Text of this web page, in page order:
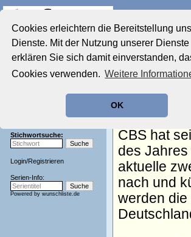
Cookies erleichtern die Bereitstellung
Dienste. Mit der Nutzung unserer Dienste
erklären Sie sich damit einverstanden,
Cookies verwenden. Weitere
OK
Startseite
Aktuelles Forum
Film-Forum
Zeichentrick-Forum
Stichwortsuche:
Login/Registrieren
Serien-Info:
Powered by wunschliste.de
Aktuelles Forum
Fragen, Antworten
Themenübersicht •
in Sicht
geschrieben von:
CBS hat
des
aktuelle
nach und
werden